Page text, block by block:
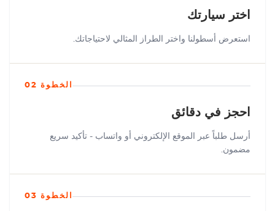
اختر سيارتك
استعرض أسطولنا واختر الطراز المثالي لاحتياجاتك.
الخطوة 02
احجز في دقائق
أرسل طلباً عبر الموقع الإلكتروني أو واتساب - تأكيد سريع
مضمون.
الخطوة 03